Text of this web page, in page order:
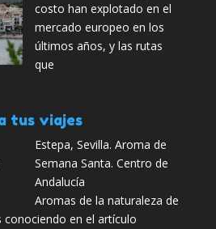
costo han explotado en el
mercado europeo en los
últimos años, y las rutas
que
tus viajes
Estepa, Sevilla. Aroma de
Semana Santa. Centro de
Andalucía
Aromas de la naturaleza de
conociendo en el artículo